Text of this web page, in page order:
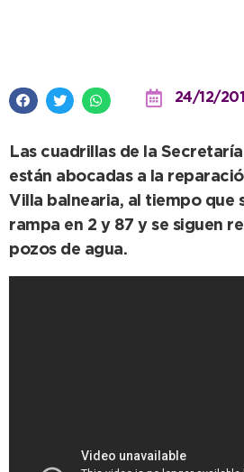
24/12/
Las cuadrillas de la
están abocadas a la
Villa balnearia, al tiempo que
rampa en 2 y 87 y se siguen
pozos de agua.